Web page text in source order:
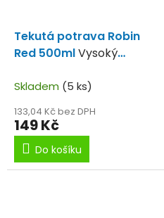
Tekutá potrava Robin
Red 500mlVysoký
Skladem (5 ks)
133,04 Kč bez DPH
149 Kč
Do košíku